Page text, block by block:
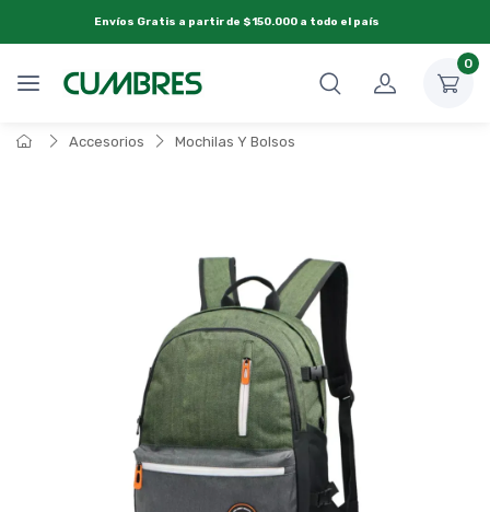
Envíos Gratis a partir de $150.000 a todo el país
0
Accesorios Mochilas Y Bolsos